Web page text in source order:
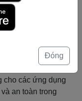
chất lỏng là khả
qua. Độ co giãn
không mong
cho các ứng dụng
an toàn trong
Đóng